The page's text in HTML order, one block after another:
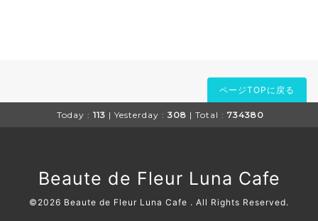
ページTOPに戻る
Today : 113 | Yesterday : 308 | Total : 734380
Beaute de Fleur Luna Cafe
©2026 Beaute de Fleur Luna Cafe . All Rights Reserved.